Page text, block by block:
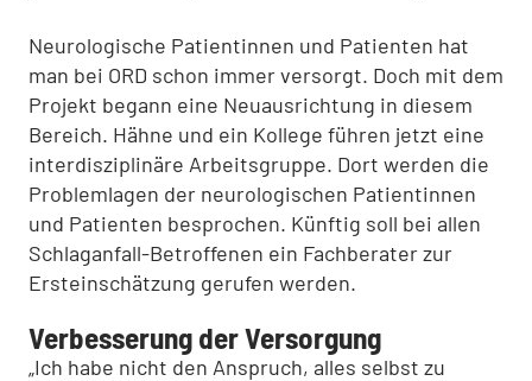
Neurologische Patientinnen und Patienten hat
man bei ORD schon immer versorgt. Doch mit dem
Projekt begann eine Neuausrichtung in diesem
Bereich. Hähne und ein Kollege führen jetzt eine
interdisziplinäre Arbeitsgruppe. Dort werden die
Problemlagen der neurologischen Patientinnen
und Patienten besprochen. Künftig soll bei allen
Schlaganfall-Betroffenen ein Fachberater zur
Ersteinschätzung gerufen werden.
Verbesserung der Versorgung
„Ich habe nicht den Anspruch, alles selbst zu